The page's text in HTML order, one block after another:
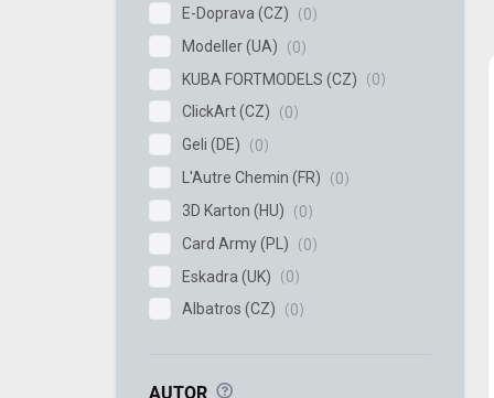
E-Doprava (CZ)
0
Modeller (UA)
0
KUBA FORTMODELS (CZ)
0
ClickArt (CZ)
0
Geli (DE)
0
L'Autre Chemin (FR)
0
3D Karton (HU)
0
Card Army (PL)
0
Eskadra (UK)
0
Albatros (CZ)
0
AUTOR ?